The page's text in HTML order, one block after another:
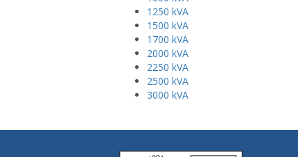
1250 kVA
1500 kVA
1700 kVA
2000 kVA
2250 kVA
2500 kVA
3000 kVA